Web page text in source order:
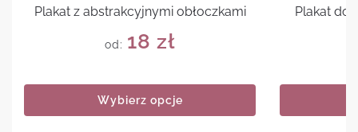
Plakat z abstrakcyjnymi obłoczkami
od: 18 zł
Wybierz opcje
Plakat do